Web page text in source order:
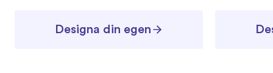
Designa din egen